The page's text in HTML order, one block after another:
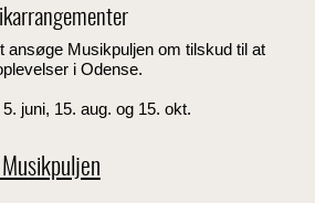
ansøge Musikpuljen om tilskud til at
i Odense.
juni, 15. aug. og 15. okt.